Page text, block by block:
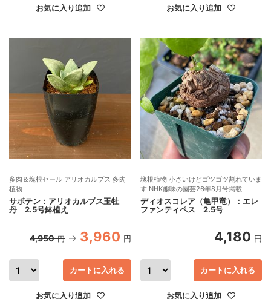
お気に入り追加 お気に入り追加
多肉＆塊根セール アリオカルプス 多肉
植物
サボテン：アリオカルプス玉牡
丹 2.5号鉢植え
4,950 円 3,960 円
お気に入り追加
カートに入れる
塊根植物 小さいけどゴツゴツ割れていま
す NHK趣味の園芸26年8月号掲載
ディオスコレア（亀甲竜）：エレ
ファンティペス 2.5号
4,180 円
お気に入り追加
カートに入れる